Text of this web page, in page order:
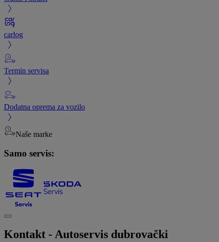
carlog
Termin servisa
Dodatna oprema za vozilo
Naše marke
Samo servis:
Kontakt - Autoservis dubrovački